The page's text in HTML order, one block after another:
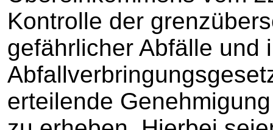
Kontrolle der
gefährlicher Abfälle und
erteilende